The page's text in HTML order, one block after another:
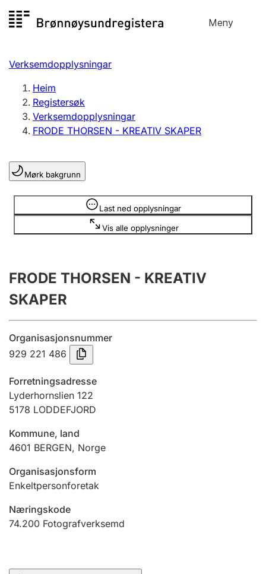
til
Meny
Registersøk
Aksjeselskap
Enkeltpersonføretak
Registrere, endre, slette
Lag og foreining
Registrere, endre, slette
Årsrekneskap
Innsending og forseinkingsgebyr
Tinglysing
Jeger
Betaling og jegeravgiftskort
Ektepaktrettleiaren
Andre tema
Verksemdopplysningar
Heim
Registersøk
Verksemdopplysningar
FRODE THORSEN - KREATIV SKAPER
Mørk bakgrunn
Last ned opplysningar
Vis alle opplysninger
Opplysninger er skjult
FRODE THORSEN - KREATIV
SKAPER
Organisasjonsnummer
929 221 486
Forretningsadresse
Lyderhornslien 122
5178 LODDEFJORD
Kommune, land
4601 BERGEN, Norge
Organisasjonsform
Enkeltpersonforetak
Næringskode
74.200 Fotografverksemd